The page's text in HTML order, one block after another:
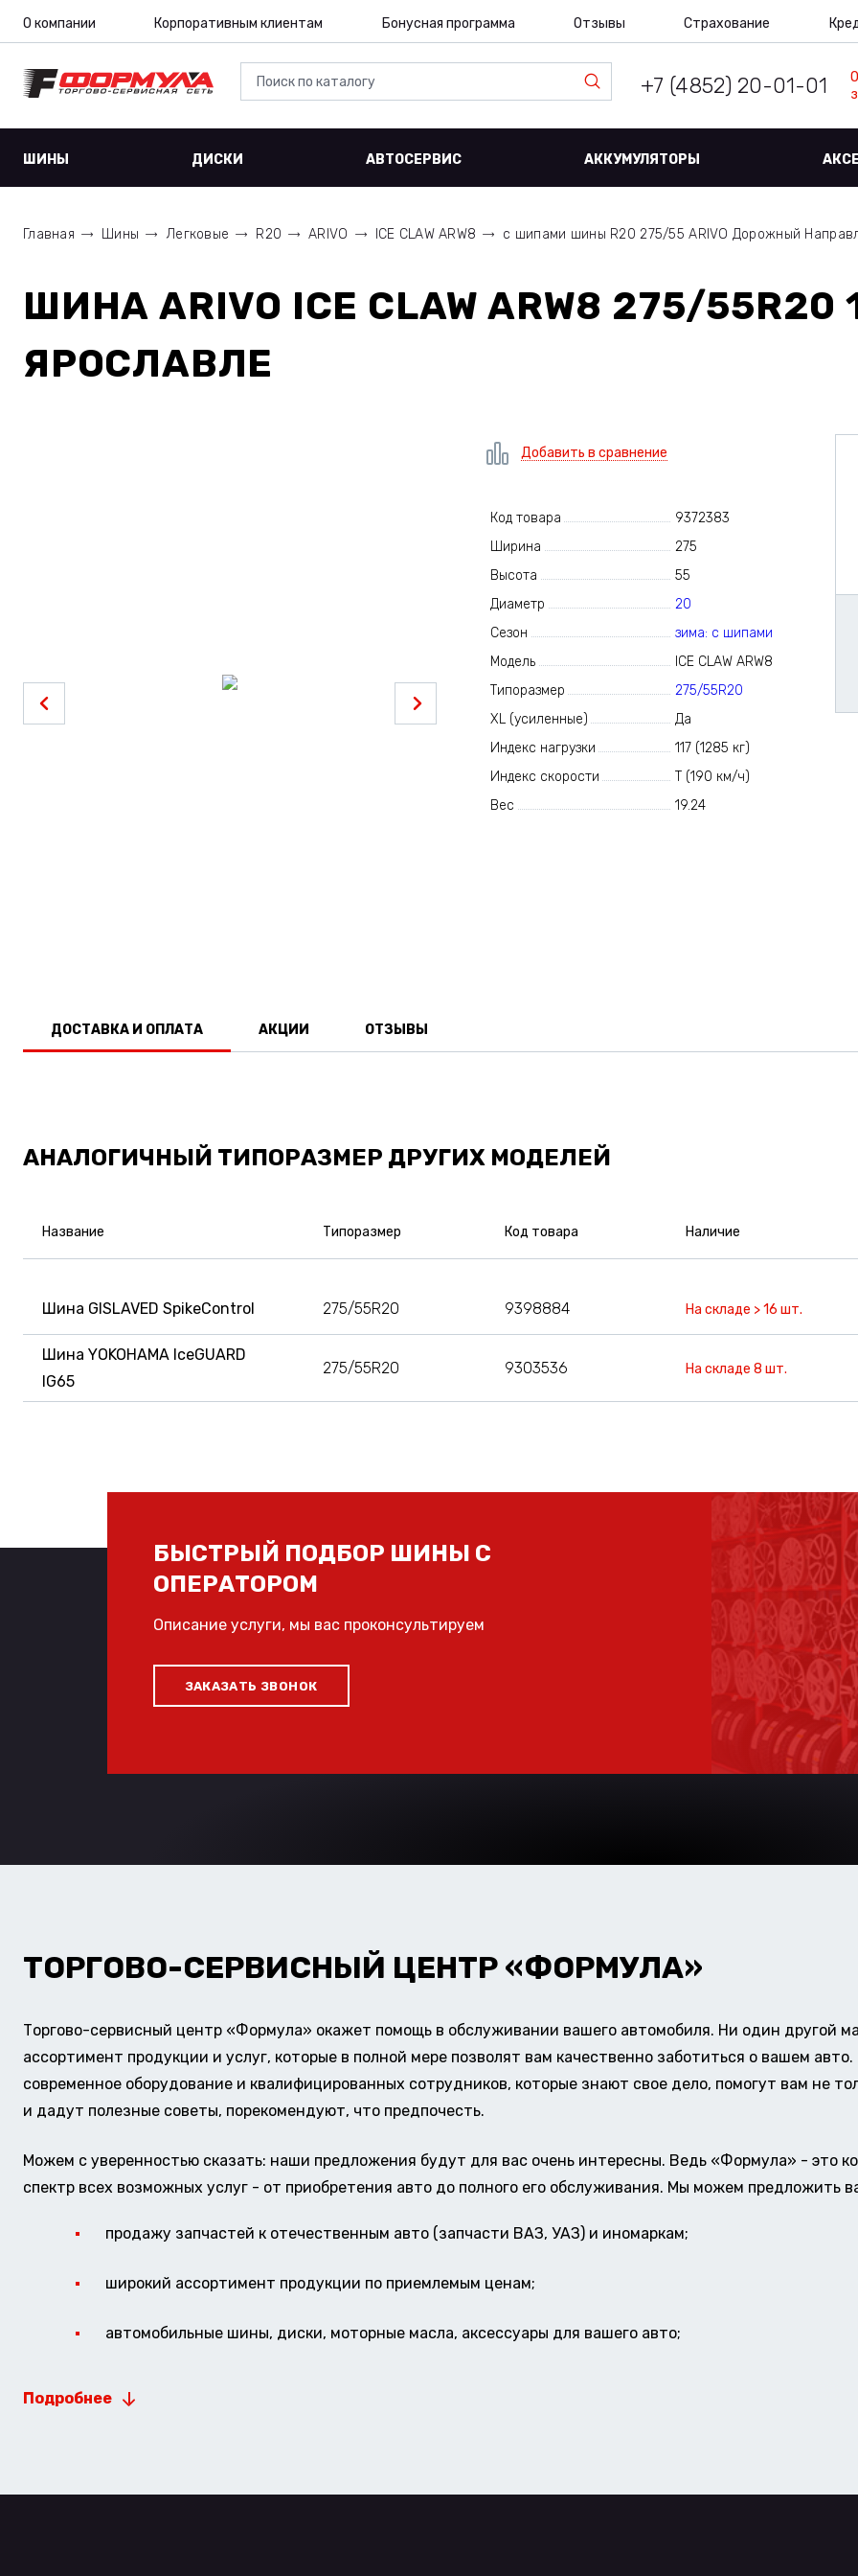
О компании Корпоративным клиентам Бонусная программа Отзывы Страхование
+7 (4852) 20-01-01
ШИНЫ ДИСКИ АВТОСЕРВИС АККУМУЛЯТОРЫ
Главная Шины Легковые R20 ARIVO ICE CLAW ARW8 с шипами шины R20 275/55 ARIVO Дорожный
ШИНА ARIVO ICE CLAW ARW8 275/
ЯРОСЛАВЛЕ
Добавить в сравнение
Код товара
9372383
Ширина
275
Высота
55
Диаметр
20
Сезон
зима: с шипами
Модель
ICE CLAW ARW8
Типоразмер
275/55R20
XL (усиленные)
Да
Индекс нагрузки
117 (1285 кг)
Индекс скорости
T (190 км/ч)
Вес
19.24
ДОСТАВКА И ОПЛАТА АКЦИИ ОТЗЫВЫ
АНАЛОГИЧНЫЙ ТИПОРАЗМЕР ДРУГИХ МОДЕЛЕЙ
Название Типоразмер Код товара Наличие
Шина GISLAVED SpikeControl 275/55R20 9398884 На складе > 16 шт.
Шина YOKOHAMA IceGUARD
IG65
275/55R20 9303536 На складе 8 шт.
БЫСТРЫЙ ПОДБОР ШИНЫ С
ОПЕРАТОРОМ
Описание услуги, мы вас проконсультируем
ЗАКАЗАТЬ ЗВОНОК
ТОРГОВО-СЕРВИСНЫЙ ЦЕНТР «ФОРМУЛА»
Торгово-сервисный центр «Формула» окажет помощь в обслуживании вашего автомобиля. Ни один другой
ассортимент продукции и услуг, которые в полной мере позволят вам качественно заботиться о вашем
современное оборудование и квалифицированных сотрудников, которые знают свое дело, помогут вам не
и дадут полезные советы, порекомендуют, что предпочесть.
Можем с уверенностью сказать: наши предложения будут для вас очень интересны. Ведь «Формула» - это
спектр всех возможных услуг - от приобретения авто до полного его обслуживания. Мы можем предложить
продажу запчастей к отечественным авто (запчасти ВАЗ, УАЗ) и иномаркам;
широкий ассортимент продукции по приемлемым ценам;
автомобильные шины, диски, моторные масла, аксессуары для вашего авто;
Подробнее